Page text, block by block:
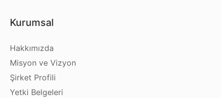
Kurumsal
Hakkımızda
Misyon ve Vizyon
Şirket Profili
Yetki Belgeleri